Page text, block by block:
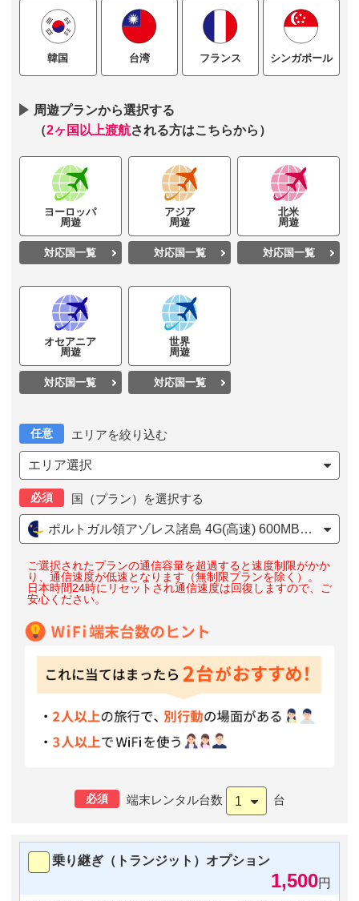
韓国 台湾 フランス シンガポール
周遊プランから選択する
（2ヶ国以上渡航される方はこちらから）
ヨーロッパ
周遊
対応国一覧
アジア
周遊
対応国一覧
北米
周遊
対応国一覧
オセアニア
周遊
対応国一覧
世界
周遊
対応国一覧
任意 エリアを絞り込む
エリア選択
必須 国（プラン）を選択する
ポルトガル領アゾレス諸島 4G(高速) 600MB/日 大容量
ご選択されたプランの通信容量を超過すると速度制限がかか
り、通信速度が低速となります（無制限プランを除く）。
日本時間24時にリセットされ通信速度は回復しますので、ご
安心ください。
必須 端末レンタル台数 1 台
乗り継ぎ（トランジット）オプション
1,500円